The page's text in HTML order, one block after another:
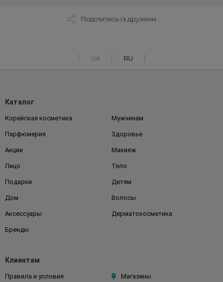
Поділитись із друзями
UA RU
Каталог
Корейская косметика Мужчинам
Парфюмерия Здоровье
Акции Макияж
Лицо Тело
Подарки Детям
Дом Волосы
Аксессуары Дерматокосметика
Бренды
Клиентам
Правила и условия Магазины